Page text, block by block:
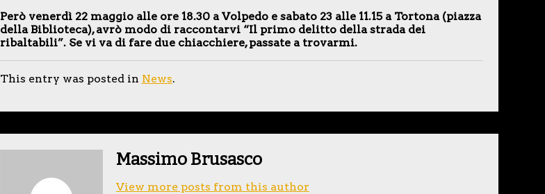
Però venerdì 22 maggio alle ore 18.30 a Volpedo e sabato 23 alle 11.15 a Tortona (piazza
della Biblioteca), avrò modo di raccontarvi “Il primo delitto della strada dei
ribaltabili”. Se vi va di fare due chiacchiere, passate a trovarmi.
This entry was posted in News.
Massimo Brusasco
View more posts from this author